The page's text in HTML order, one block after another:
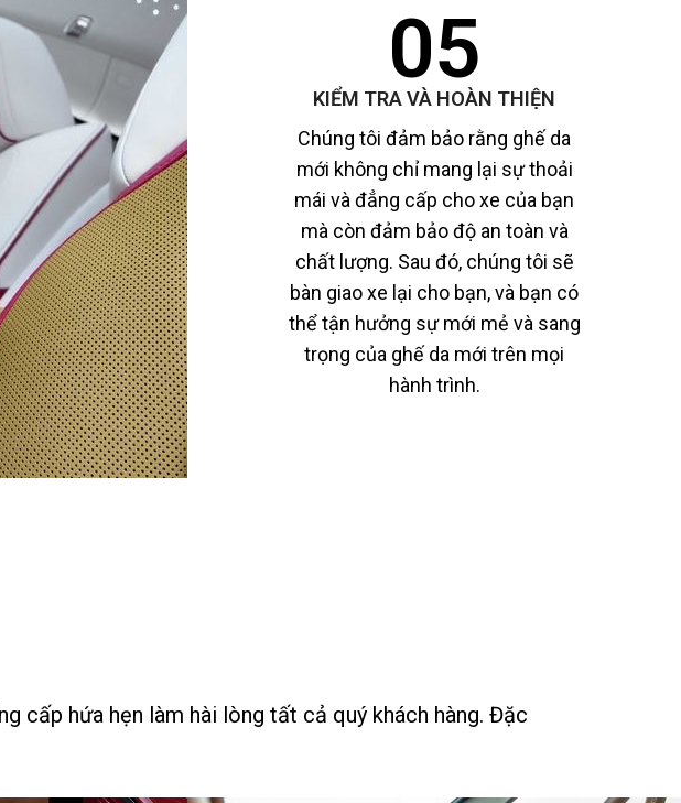
05
KIỂM TRA VÀ HOÀN THIỆN
Chúng tôi đảm bảo rằng ghế da
mới không chỉ mang lại sự thoải
mái và đẳng cấp cho xe của bạn
mà còn đảm bảo độ an toàn và
chất lượng. Sau đó, chúng tôi sẽ
bàn giao xe lại cho bạn, và bạn có
thể tận hưởng sự mới mẻ và sang
trọng của ghế da mới trên mọi
hành trình.
cấp hứa hẹn làm hài lòng tất cả quý khách hàng. Đặc